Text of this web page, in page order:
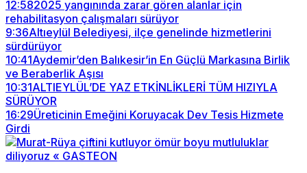
12:582025 yangınında zarar gören alanlar için
rehabilitasyon çalışmaları sürüyor
9:36Altıeylül Belediyesi, ilçe genelinde hizmetlerini
sürdürüyor
10:41Aydemir’den Balıkesir’in En Güçlü Markasına Birlik
ve Beraberlik Aşısı
10:31ALTIEYLÜL’DE YAZ ETKİNLİKLERİ TÜM HIZIYLA
SÜRÜYOR
16:29Üreticinin Emeğini Koruyacak Dev Tesis Hizmete
Girdi